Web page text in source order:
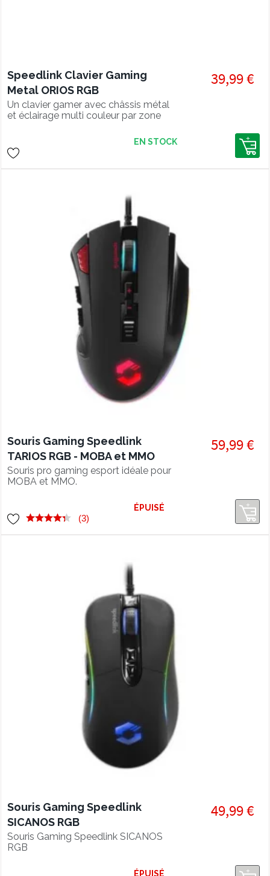
Speedlink Clavier Gaming
Metal ORIOS RGB
Un clavier gamer avec châssis métal
et éclairage multi couleur par zone
39,99 €
EN STOCK
Souris Gaming Speedlink
TARIOS RGB - MOBA et MMO
Souris pro gaming esport idéale pour
MOBA et MMO.
59,99 €
(3)
ÉPUISÉ
Souris Gaming Speedlink
SICANOS RGB
Souris Gaming Speedlink SICANOS
RGB
49,99 €
ÉPUISÉ